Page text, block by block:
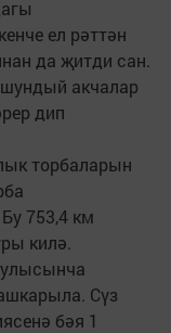
ел рәттән
да җитди сан.
акчалар
дип
торбаларын
753,4 км
килә.
Сүз
бәя 1